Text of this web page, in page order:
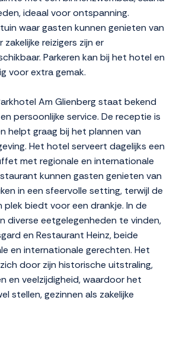
ideaal voor ontspanning.
waar gasten kunnen genieten van
reizigers zijn er
Parkeren kan bij het hotel en
voor extra gemak.
Am Glienberg staat bekend
persoonlijke service. De receptie is
helpt graag bij het plannen van
Het hotel serveert dagelijks een
met regionale en internationale
kunnen gasten genieten van
in een sfeervolle setting, terwijl de
biedt voor een drankje. In de
diverse eetgelegenheden te vinden,
en Restaurant Heinz, beide
en internationale gerechten. Het
door zijn historische uitstraling,
en veelzijdigheid, waardoor het
stellen, gezinnen als zakelijke